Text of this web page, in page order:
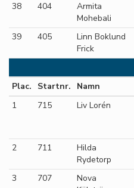
38 404
Armita
Mohebali
39 405
Linn Boklund
Frick
Plac.
Startnr. Namn
1
715 Liv Lorén
2 711
Hilda
Rydetorp
3 707
Nova